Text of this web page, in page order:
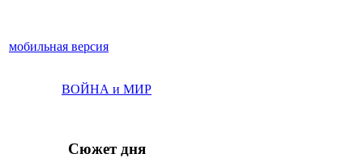
мобильная версия
ВОЙНА и МИР
Сюжет дня